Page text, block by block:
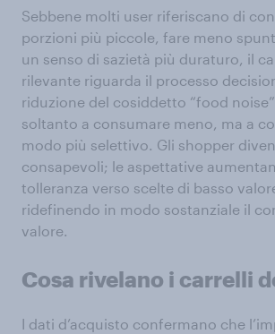
Sebbene molti user riferiscano di
porzioni più piccole, fare meno
un senso di sazietà più duraturo, il
rilevante riguarda il processo
riduzione del cosiddetto “food
soltanto a consumare meno, ma a
modo più selettivo. Gli shopper
consapevoli; le aspettative
tolleranza verso scelte di basso
ridefinendo in modo sostanziale il
valore.
Cosa rivelano i carrelli
I dati d’acquisto confermano che